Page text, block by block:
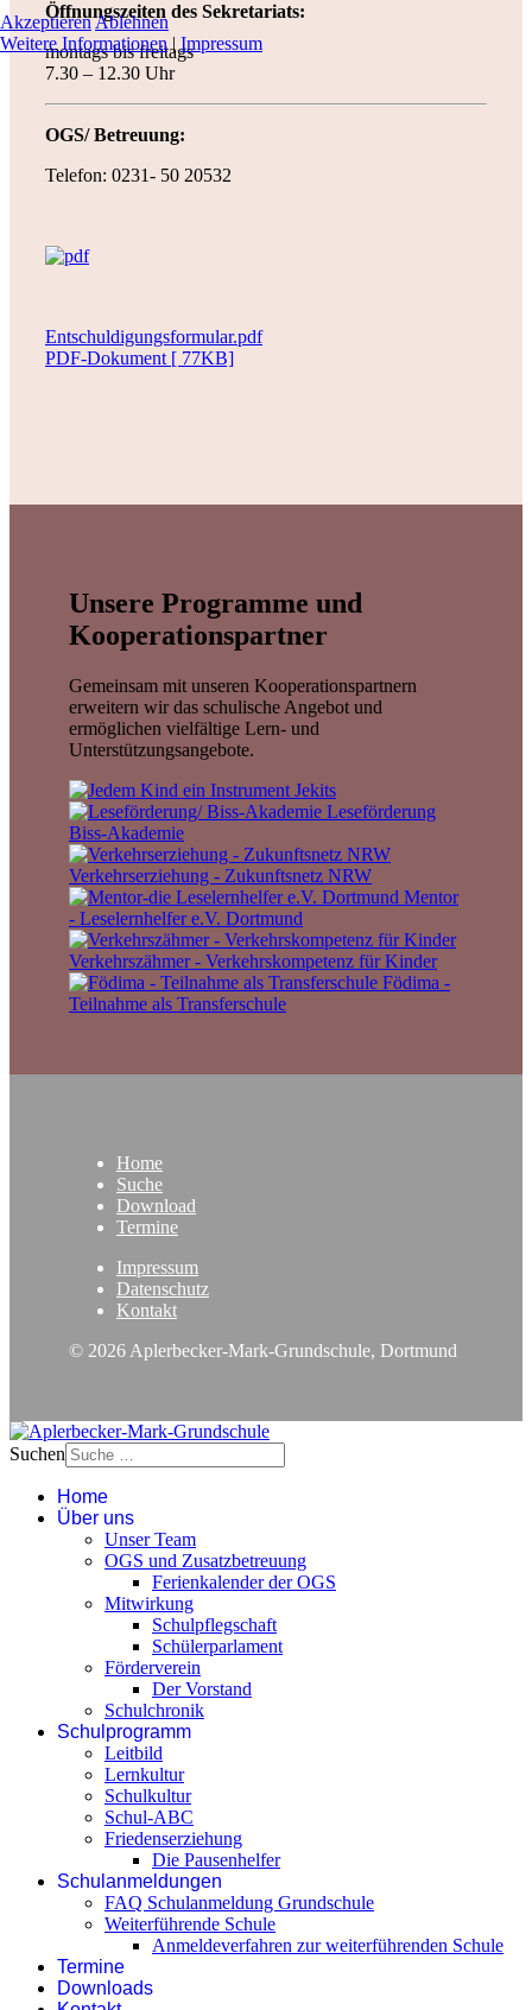
Öffnungszeiten des Sekretariats:
montags bis freitags
7.30 – 12.30 Uhr
OGS/ Betreuung:
Telefon: 0231- 50 20532
Entschuldigungsformular.pdf
PDF-Dokument [ 77KB]
Unsere Programme und
Kooperationspartner
Gemeinsam mit unseren Kooperationspartnern
erweitern wir das schulische Angebot und
ermöglichen vielfältige Lern- und
Unterstützungsangebote.
Jekits
Leseförderung
Biss-Akademie
Verkehrserziehung - Zukunftsnetz NRW
Mentor
- Leselernhelfer e.V. Dortmund
Verkehrszähmer - Verkehrskompetenz für Kinder
Födima -
Teilnahme als Transferschule
Home
Suche
Download
Termine
Impressum
Datenschutz
Kontakt
© 2026 Aplerbecker-Mark-Grundschule, Dortmund
Suchen
Home
Über uns
Unser Team
OGS und Zusatzbetreuung
Ferienkalender der OGS
Mitwirkung
Schulpflegschaft
Schülerparlament
Förderverein
Der Vorstand
Schulchronik
Schulprogramm
Leitbild
Lernkultur
Schulkultur
Schul-ABC
Friedenserziehung
Die Pausenhelfer
Schulanmeldungen
FAQ Schulanmeldung Grundschule
Weiterführende Schule
Anmeldeverfahren zur weiterführenden Schule
Termine
Downloads
AkzeptierenAblehnen
Weitere Informationen | Impressum